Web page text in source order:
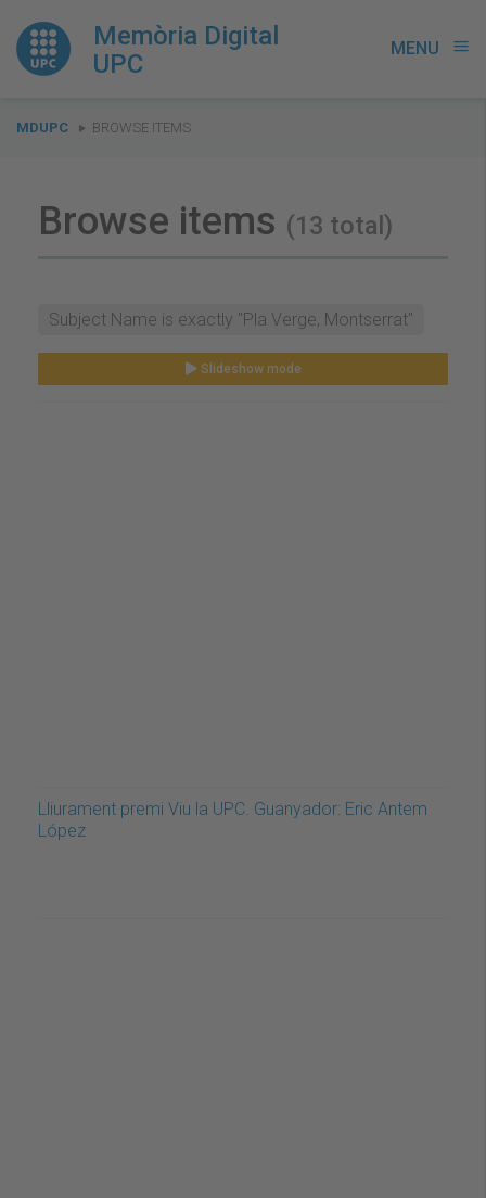
Memòria Digital
UPC
MENU menu
You
MDUPC BROWSE ITEMS
Browse items (13 total)
Subject Name is exactly "Pla Verge, Montserrat"
Slideshow mode
Lliurament premi Viu la UPC. Guanyador: Eric Antem
López